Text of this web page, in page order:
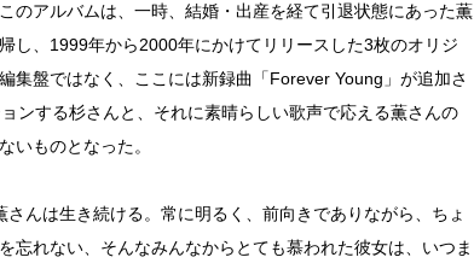
アルバムは、一時、結婚・出産を経て引退状態にあった薫
し、1999年から2000年にかけてリリースした3枚のオリジ
集盤ではなく、ここには新録曲「Forever Young」が追加さ
ンする杉さんと、それに素晴らしい歌声で応える薫さんの
いものとなった。
んは生き続ける。常に明るく、前向きでありながら、ちょ
忘れない、そんなみんなからとても慕われた彼女は、いつま